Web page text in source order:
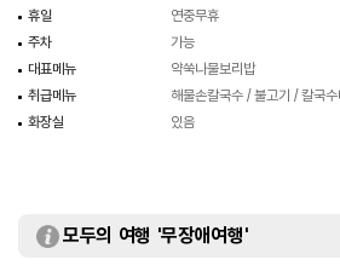
휴일
연중무휴
주차
가능
대표메뉴
약쑥나물보리밥
취급메뉴
해물손칼국수 / 불고기 / 칼국
화장실
있음
모두의 여행 '무장애여행'